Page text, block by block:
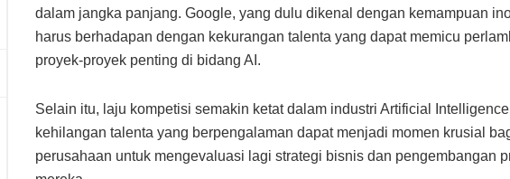
dalam jangka panjang. Google, yang dulu dikenal dengan kemampuan
harus berhadapan dengan kekurangan talenta yang dapat memicu
proyek-proyek penting di bidang AI.
Selain itu, laju kompetisi semakin ketat dalam industri Artificial
kehilangan talenta yang berpengalaman dapat menjadi momen krusial
perusahaan untuk mengevaluasi lagi strategi bisnis dan pengembangan